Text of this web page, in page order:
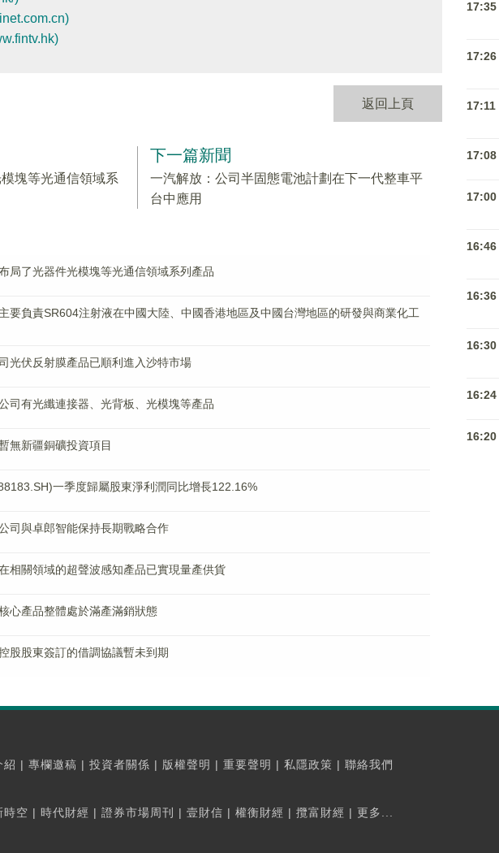
返回上頁
塊等光通信領域系
下一篇新聞
一汽解放：公司半固態電池計劃在下一代整車平
台中應用
局了光器件光模塊等光通信領域系列產品
主要負責SR604注射液在中國大陸、中國香港地區及中國台灣地區的研發與商業化工
光伏反射膜產品已順利進入沙特市場
司有光纖連接器、光背板、光模塊等產品
無新疆銅礦投資項目
一季度歸屬股東淨利潤同比增長122.16%
司與卓郎智能保持長期戰略合作
相關領域的超聲波感知產品已實現量產供貨
心產品整體處於滿產滿銷狀態
股股東簽訂的借調協議暫未到期
17:35
17:26
17:11
17:08
17:00
16:46
16:36
16:30
16:24
16:20
紹 | 專欄邀稿 | 投資者關係 | 版權聲明 | 重要聲明 | 私隱政策 | 聯絡我們
時空 | 時代財經 | 證券市場周刊 | 壹財信 | 權衡財經 | 攬富財經 | 更多...